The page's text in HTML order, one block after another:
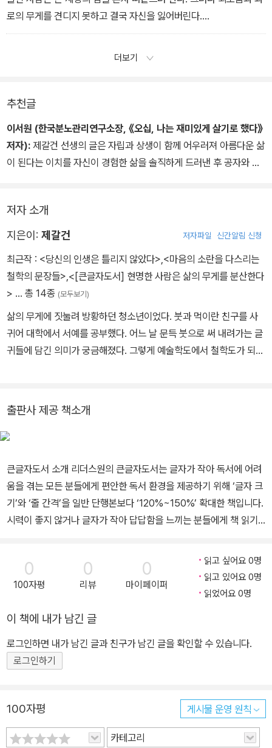
로의 무게를 견디지 못하고 결국 자신을 잃어버린다.
- ‘현명한 사람은 삶의 무게를 분산한다’ 중에서
더보기
추천글
이서원 (한국분노관리연구소장, 《오십, 나는 재미있게 살기로 했다》
저자): 제갈건 선생의 글은 자립과 상생이 함께 어우러져 아름다운 삶
이 된다는 이치를 자신이 경험한 삶을 솔직하게 드러낸 후 공자와 장
고민을 만나게 되고, 무릎을 치며 그때 놓친 것이 이것이었구나 하는
깨달음이 온다.
생각에 의존하지 않고, 이를 내 삶에 적용하여 나의 서사로 풀어 새롭
게 나만의 생각으로 확장하는 책은 드물다. 제갈건 선생의 글은 공자
와 장자의 생각과 어우러지면서, 나만의 생각을 창조하고 심화하는
아름다운 자립의 모습을 담고 있어 보는 이로 하여금 자신의 삶의 모
습을 들여다보고 생각하게 만드는 귀한 글이다. 제갈건 선생이 책에
서 이야기하는 자립과 상생의 원리가 책을 써 나가는 글에서도 온전
저자 소개
지은이: 제갈건 저자파일 신간알림 신청
최근작 : <당신의 인생은 틀리지 않았다> <마음의 소란을 다스리는
철학의 문장들> <[큰글자도서] 현명한 사람은 삶의 무게를 분산한다
> … 총 14종 (모두보기)
삶의 무게에 짓눌려 방황하던 청소년이었다. 붓과 먹이란 친구를 사
귀어 대학에서 서예를 공부했다. 어느 날 문득 붓으로 써 내려가는 글
귀들에 담긴 의미가 궁금해졌다. 그렇게 예술학도에서 철학도가 되었
서 중독학을 공부했으며, 오늘날 우리가 당착한 중독 관련 문제들을
동양철학의 관점에서 해석하고 동양적 정서에 맞는 해결책을 제시하
구름처럼 사는 삶을 지향한다. 홀로일 땐 한없이 자유로운 한 조각 장
자의 구름으로, 함께일 땐 예절과 풍류가 조화를 이루며 상생하는 한
덩어리 공자의 구름으로 언제까지고 소요하며 놀 듯이 살고 싶다. 저
서로 《내일을 어떻게 살 것인가》, 《현명한 사람은 삶의 무게를 분산
『장자』, 『도덕경』 등 동양 고전 및 철학에 담긴 삶의 지혜를 널리 전하
기 위해 유튜브 [제갈건]에 강의를 올리고 있다. 유튜브 제갈건 인스
타그램 @jegalgunn
출판사 제공 책소개
큰글자도서 소개 리더스원의 큰글자도서는 글자가 작아 독서에 어려
움을 겪는 모든 분들에게 편안한 독서 환경을 제공하기 위해 ‘글자 크
기’와 ‘줄 간격’을 일반 단행본보다 ‘120%~150%’ 확대한 책입니다.
시력이 좋지 않거나 글자가 작아 답답함을 느끼는 분들에게 책 읽기
의 동양철학자 제갈건의 신간★ ★《오십, 나는 재미있게 살기로 했
다》 이서원 작가 강력 추천★ ★《논어》《장자》 원문과 해석 수록★
휘청이는 삶을 다잡아 주는 공자와 장자의 지혜! 반복되는 월화수목
해서 살아간다. 또 다시 일터로 나가야 한다는 생각에 무기력해지는
월요일부터 떠나간 주말을 아쉬워하는 일요일까지… 당신은 부정적
인 감정을 느끼며 일주일을 흘려보내고 있는가? 아니면 조금이라도
더 나은 한 주를 만들어 가고 있는가? 삶을 후회 없이 보내려면 ‘반복
자》의 말을 빌려 하루하루가 고된 현대인들이 균형적이면서도 다채
수 있다. 공자와 장자의 이야기를 읽다 보면 삶의 불안이 어디서부터
0
100자평
0
리뷰
0
마이페이퍼
읽고 싶어요 0명
읽고 있어요 0명
읽었어요 0명
이 책에 내가 남긴 글
로그인하면 내가 남긴 글과 친구가 남긴 글을 확인할 수 있습니다.
로그인하기
100자평 게시물 운영 원칙
카테고리